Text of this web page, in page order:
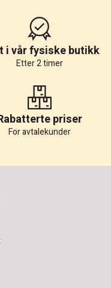
i vår fysiske butikk
Etter 2 timer
priser
For avtalekunder